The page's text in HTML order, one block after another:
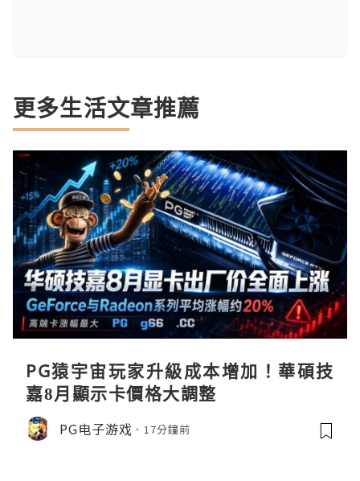
更多生活文章推薦
PG猿宇宙玩家升級成本增加！華碩技
嘉8月顯示卡價格大調整
PG电子游戏 17分鐘前